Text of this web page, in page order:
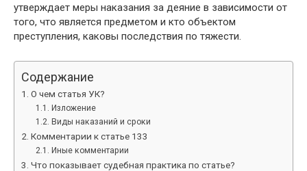
утверждает меры наказания за деяние в зависимости от
того, что является предметом и кто объектом
преступления, каковы последствия по тяжести.
Содержание
О чем статья УК?
Изложение
Виды наказаний и сроки
Комментарии к статье 133
Иные комментарии
Что показывает судебная практика по статье?